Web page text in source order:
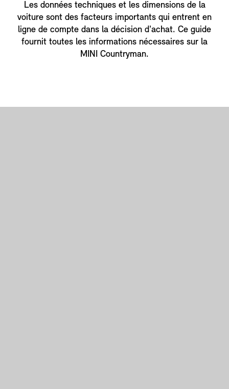
Les données techniques et les dimensions de la
voiture sont des facteurs importants qui entrent en
ligne de compte dans la décision d'achat. Ce guide
fournit toutes les informations nécessaires sur la
MINI Countryman.